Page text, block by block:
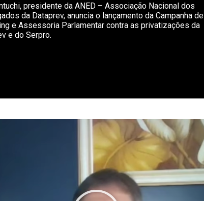
presidente da ANED – Associação Nacional dos
da Dataprev, anuncia o lançamento da Campanha de
e Assessoria Parlamentar contra as privatizações da
e do Serpro.